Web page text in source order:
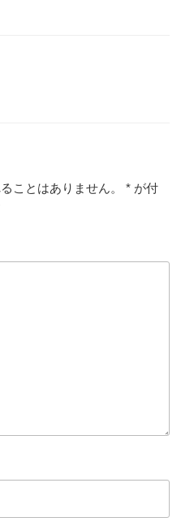
ことはありません。 * が付